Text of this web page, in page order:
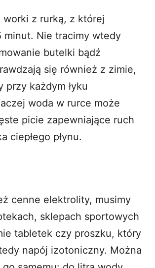
worki z rurką, z której
minut. Nie tracimy wtedy
butelki bądź
się również z zimie,
przy każdym łyku
woda w rurce może
picie zapewniające ruch
ciepłego płynu.
cenne elektrolity, musimy
sklepach sportowych
tabletek czy proszku, który
napój izotoniczny. Można